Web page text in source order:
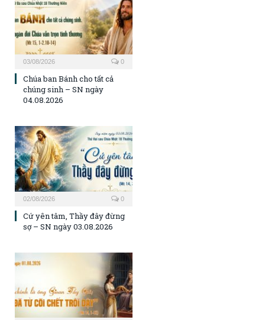
03/08/2026 0
Chúa ban Bánh cho tất cả
chúng sinh – SN ngày
04.08.2026
02/08/2026 0
Cứ yên tâm, Thầy đây đừng
sợ – SN ngày 03.08.2026